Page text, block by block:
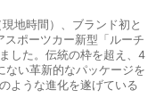
地時間）、ブランド初と
スポーツカー新型「ルーチ
した。伝統の枠を超え、4
ない革新的なパッケージを
ような進化を遂げている